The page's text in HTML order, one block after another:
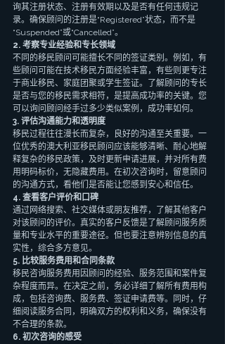
询其注册状态、注册有效期以及是否有任何违规记
录。确保顾问的注册是“Registered”状态，而不是
“Suspended”或“Cancelled”。
2. 考察专业经验和专长领域
不同的移民顾问可能擅长不同的签证类别。例如，有
些顾问可能在技术移民方面经验丰富，有些则更专注
于商业移民、家庭团聚或学生签证。了解顾问的专长
是否与您的移民需求相符，是提高成功率的关键。您
可以询问顾问经手过多少类似案例，成功率如何。
3. 评估沟通能力和透明度
移民过程往往漫长而复杂，良好的沟通至关重要。一
位优秀的澳大利亚移民顾问应该能够清晰、耐心地解
释复杂的移民政策，及时更新申请进展，并对所有费
用明码标价，无隐藏费用。在初次咨询时，留意顾问
的沟通方式，看他们是否能让您感到安心和信任。
4. 查看客户评价和口碑
通过网络搜索、社交媒体或朋友推荐，了解其他客户
对该顾问的评价。真实的客户反馈是了解顾问服务质
量和专业水平的重要途径。但也要注意辨别信息的真
实性，综合多方意见。
5. 比较服务费用和合同条款
移民咨询服务费用因顾问的经验、服务范围和案件复
杂程度而异。在决定之前，务必详细了解所有费用构
成，包括咨询费、服务费、签证申请费等。同时，仔
细阅读服务合同，明确双方的权利和义务，确保没有
不合理的条款。
6. 初次咨询的感受